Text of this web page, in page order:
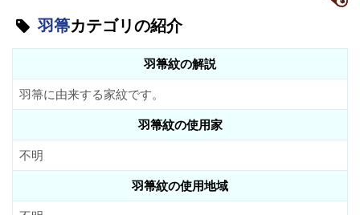
羽箒カテゴリの紹介
羽箒紋の解説
羽箒に由来する家紋です。
羽箒紋の使用家
不明
羽箒紋の使用地域